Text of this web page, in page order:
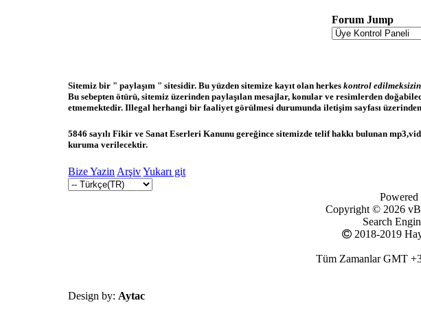
Forum Jump
Sitemiz bir " paylaşım " sitesidir. Bu yüzden sitemize kayıt olan herkeskontrol edilmeksizin
Bu sebepten ötürü, sitemiz üzerinden paylaşılan mesajlar, konular ve resimlerden
etmemektedir. Illegal herhangi bir faaliyet görülmesi durumunda iletişim sayfası
5846 sayılı Fikir ve Sanat Eserleri Kanunu gereğince sitemizde telif hakkı bulunan
kuruma verilecektir.
Bize Yazin Arşiv Yukarı git
Powered
Copyright © 2026
Search
2018-2019
Tüm Zamanlar GMT
Design by: Aytac